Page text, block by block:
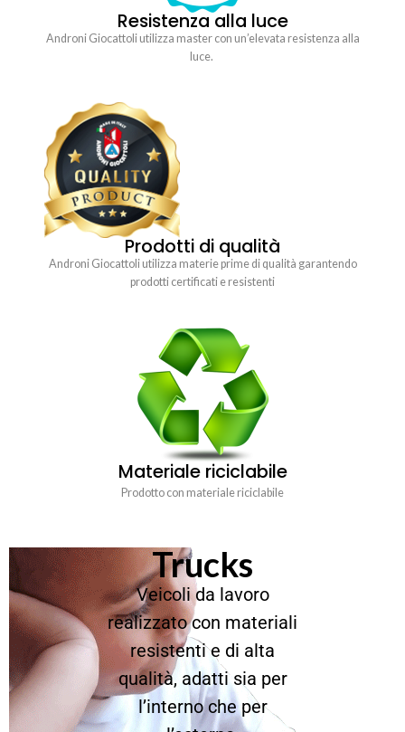
Resistenza alla luce
Androni Giocattoli utilizza master con un’elevata resistenza alla
luce.
Prodotti di qualità
Androni Giocattoli utilizza materie prime di qualità garantendo
prodotti certificati e resistenti
Materiale riciclabile
Prodotto con materiale riciclabile
Trucks
Veicoli da lavoro
realizzato con materiali
resistenti e di alta
qualità, adatti sia per
l’interno che per